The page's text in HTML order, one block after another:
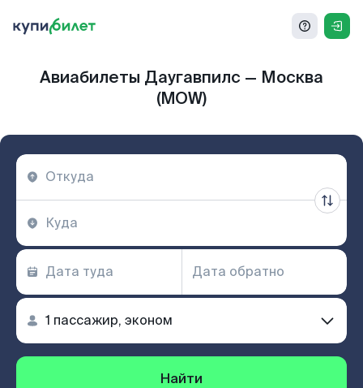
Авиабилеты Даугавпилс — Москва
(MOW)
Найти